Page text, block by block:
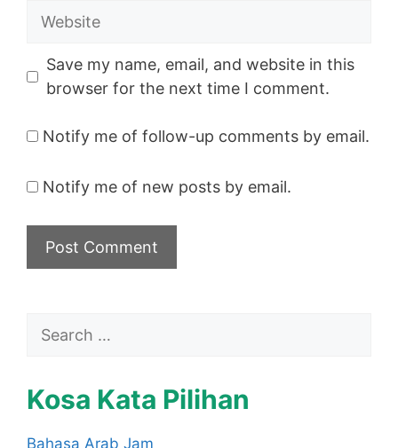
Website
Save my name, email, and website in this
browser for the next time I comment.
Notify me of follow-up comments by email.
Notify me of new posts by email.
for:
Kosa Kata Pilihan
Bahasa Arab Jam